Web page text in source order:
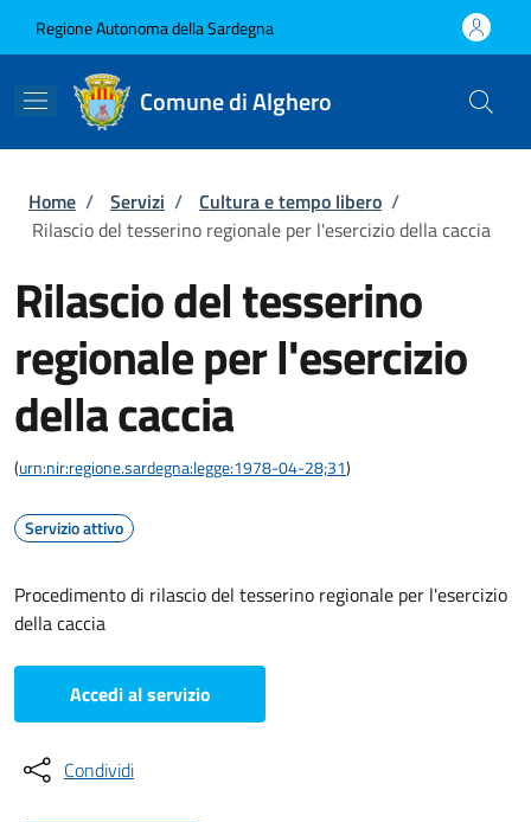
Regione Autonoma della Sardegna
Comune di Alghero
Briciole di pane
Home / Servizi / Cultura e tempo libero /
Rilascio del tesserino regionale per l'esercizio della caccia
Rilascio del tesserino
regionale per l'esercizio
della caccia
(urn:nir:regione.sardegna:legge:1978-04-28;31)
Servizio attivo
Procedimento di rilascio del tesserino regionale per l'esercizio
della caccia
Accedi al servizio
Condividi